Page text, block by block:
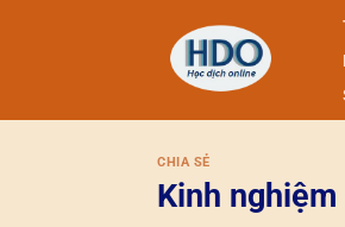
CHIA SẺ
Kinh